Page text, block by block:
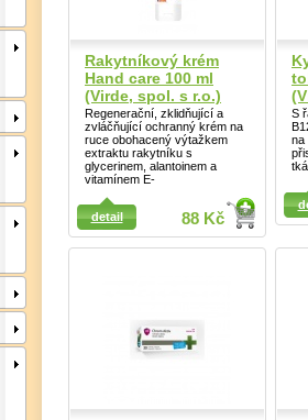
Rakytníkový krém
Hand care 100 ml
(Virde, spol. s r.o.)
Regenerační, zklidňující a
zvláčňující ochranný krém na
ruce obohacený výtažkem
extraktu rakytníku s
glycerinem, alantoinem a
vitamínem E-
88 Kč
detail
S
na